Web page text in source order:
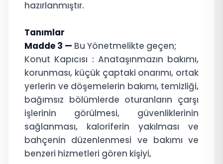
hazırlanmıştır.
Tanımlar
Madde 3 — Bu Yönetmelikte geçen;
Konut Kapıcısı : Anataşınmazın bakımı,
korunması, küçük çaptaki onarımı, ortak
yerlerin ve döşemelerin bakımı, temizliği,
bağımsız bölümlerde oturanların çarşı
işlerinin görülmesi, güvenliklerinin
sağlanması, kaloriferin yakılması ve
bahçenin düzenlenmesi ve bakımı ve
benzeri hizmetleri gören kişiyi,